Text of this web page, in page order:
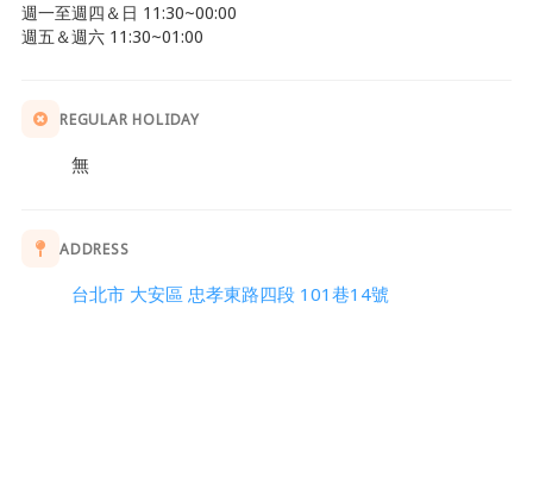
週一至週四＆日 11:30~00:00
週五＆週六 11:30~01:00
REGULAR HOLIDAY
無
ADDRESS
台北市 大安區 忠孝東路四段 101巷14號